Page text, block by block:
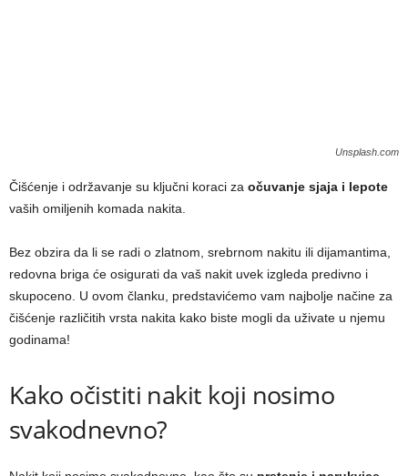
Unsplash.com
Čišćenje i održavanje su ključni koraci za očuvanje sjaja i lepote
vaših omiljenih komada nakita.
Bez obzira da li se radi o zlatnom, srebrnom nakitu ili dijamantima,
redovna briga će osigurati da vaš nakit uvek izgleda predivno i
skupoceno. U ovom članku, predstavićemo vam najbolje načine za
čišćenje različitih vrsta nakita kako biste mogli da uživate u njemu
godinama!
Kako očistiti nakit koji nosimo
svakodnevno?